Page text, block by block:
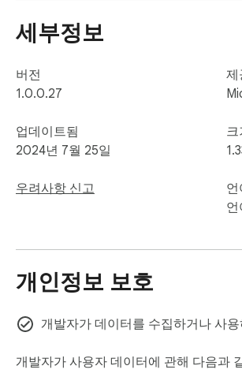
세부정보
버전
1.0.0.27
업데이트됨
2024년 7월 25일
우려사항 신고
제
크
언
언
개인정보 보호
개발자가 데이터를 수집하거나 사
개발자가 사용자 데이터에 관해 다음과